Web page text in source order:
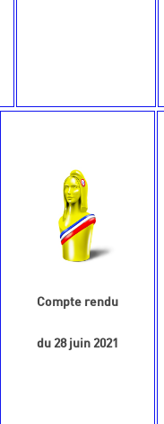
Compte rendu
du 28 juin 2021